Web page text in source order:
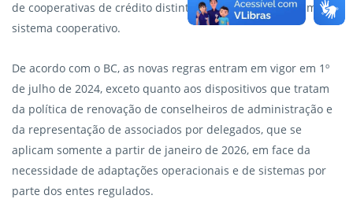
de cooperativas de crédito distintas integrantes do mesmo
sistema cooperativo.
De acordo com o BC, as novas regras entram em vigor em 1º
de julho de 2024, exceto quanto aos dispositivos que tratam
da política de renovação de conselheiros de administração e
da representação de associados por delegados, que se
aplicam somente a partir de janeiro de 2026, em face da
necessidade de adaptações operacionais e de sistemas por
parte dos entes regulados.